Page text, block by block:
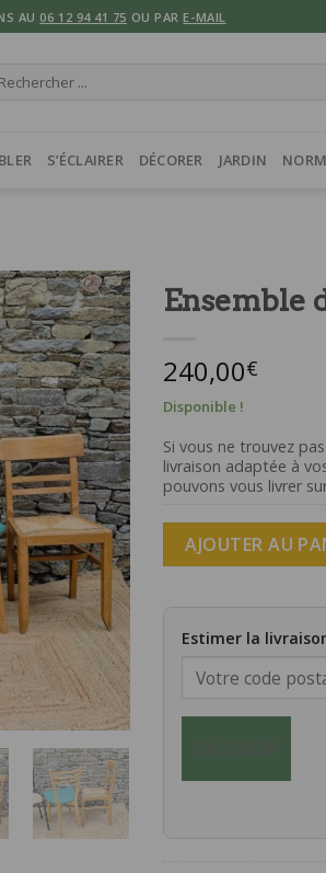
AU 06 12 94 41 75 OU PAR E-MAIL
S’ÉCLAIRER DÉCORER JARDIN
Ensemble
240,00€
Disponible !
Si vous ne trouvez
livraison adaptée à
pouvons vous livrer
AJOUTER AU
Estimer la